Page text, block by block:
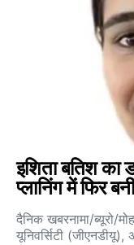
इशिता बतिश का
प्लानिंग में फिर
दैनिक खबरनामा/ब्यूरो/
यूनिवर्सिटी